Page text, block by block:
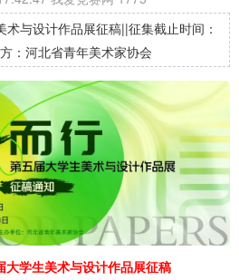
术与设计作品展征稿||征集截止时间：
：河北省青年美术家协会
大学生美术与设计作品展征稿